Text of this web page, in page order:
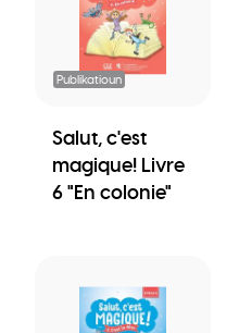
Publikatioun
Salut, c'est
magique! Livre
6 "En colonie"